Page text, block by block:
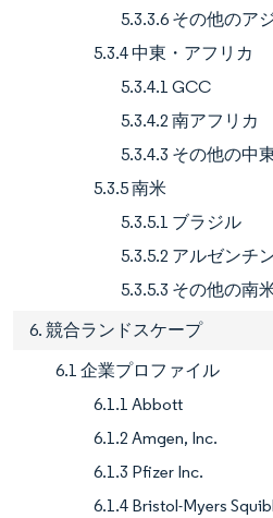
5.3.3.6 その他のア
5.3.4 中東・アフリカ
5.3.4.1 GCC
5.3.4.2 南アフリカ
5.3.4.3 その他の中
5.3.5 南米
5.3.5.1 ブラジル
5.3.5.2 アルゼンチ
5.3.5.3 その他の南
6. 競合ランドスケープ
6.1 企業プロファイル
6.1.1 Abbott
6.1.2 Amgen, Inc.
6.1.3 Pfizer Inc.
6.1.4 Bristol-Myers